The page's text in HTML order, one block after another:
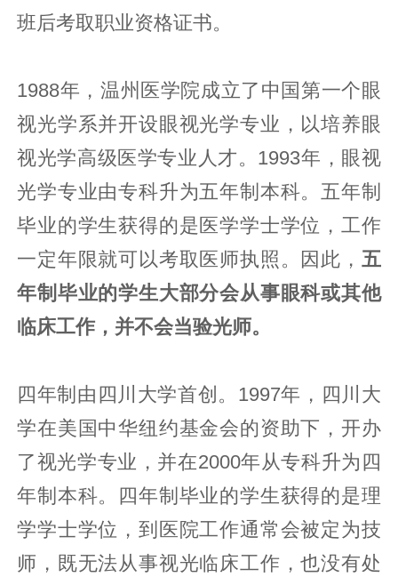
班后考取职业资格证书。
1988年，温州医学院成立了中国第一个眼
视光学系并开设眼视光学专业，以培养眼
视光学高级医学专业人才。1993年，眼视
光学专业由专科升为五年制本科。五年制
毕业的学生获得的是医学学士学位，工作
一定年限就可以考取医师执照。因此， 五
年制毕业的学生大部分会从事眼科或其他
临床工作，并不会当验光师。
四年制由四川大学首创。1997年，四川大
学在美国中华纽约基金会的资助下，开办
了视光学专业，并在2000年从专科升为四
年制本科。四年制毕业的学生获得的是理
学学士学位，到医院工作通常会被定为技
师，既无法从事视光临床工作，也没有处